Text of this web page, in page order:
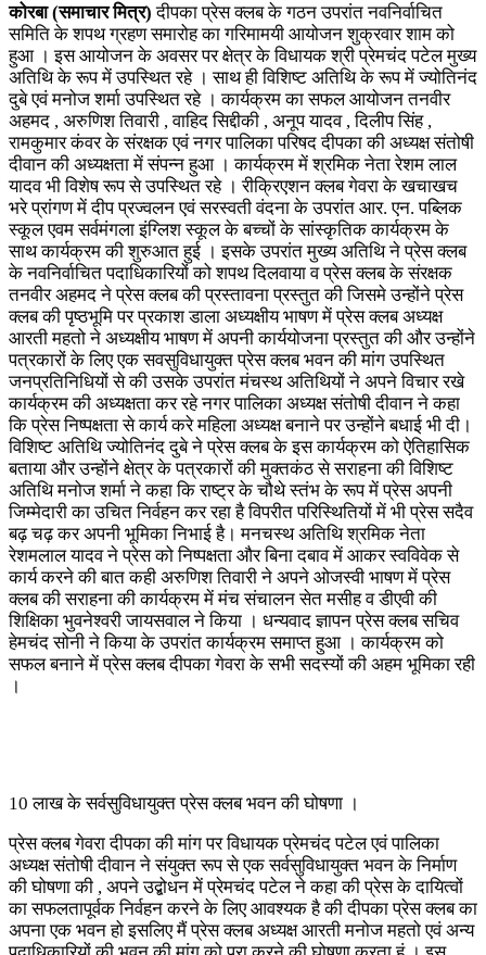
कोरबा (समाचार मित्र) दीपका प्रेस क्लब के गठन उपरांत नवनिर्वाचित
समिति के शपथ ग्रहण समारोह का गरिमामयी आयोजन शुक्रवार शाम को
हुआ । इस आयोजन के अवसर पर क्षेत्र के विधायक श्री प्रेमचंद पटेल मुख्य
अतिथि के रूप में उपस्थित रहे । साथ ही विशिष्ट अतिथि के रूप में ज्योतिनंद
दुबे एवं मनोज शर्मा उपस्थित रहे । कार्यक्रम का सफल आयोजन तनवीर
अहमद , अरुणिश तिवारी , वाहिद सिद्दीकी , अनूप यादव , दिलीप सिंह ,
रामकुमार कंवर के संरक्षक एवं नगर पालिका परिषद दीपका की अध्यक्ष संतोषी
दीवान की अध्यक्षता में संपन्न हुआ । कार्यक्रम में श्रमिक नेता रेशम लाल
यादव भी विशेष रूप से उपस्थित रहे । रीक्रिएशन क्लब गेवरा के खचाखच
भरे प्रांगण में दीप प्रज्वलन एवं सरस्वती वंदना के उपरांत आर. एन. पब्लिक
स्कूल एवम सर्वमंगला इंग्लिश स्कूल के बच्चों के सांस्कृतिक कार्यक्रम के
साथ कार्यक्रम की शुरुआत हुई । इसके उपरांत मुख्य अतिथि ने प्रेस क्लब
के नवनिर्वाचित पदाधिकारियों को शपथ दिलवाया व प्रेस क्लब के संरक्षक
तनवीर अहमद ने प्रेस क्लब की प्रस्तावना प्रस्तुत की जिसमे उन्होंने प्रेस
क्लब की पृष्ठभूमि पर प्रकाश डाला अध्यक्षीय भाषण में प्रेस क्लब अध्यक्ष
आरती महतो ने अध्यक्षीय भाषण में अपनी कार्ययोजना प्रस्तुत की और उन्होंने
पत्रकारों के लिए एक सवसुविधायुक्त प्रेस क्लब भवन की मांग उपस्थित
जनप्रतिनिधियों से की उसके उपरांत मंचस्थ अतिथियों ने अपने विचार रखे
कार्यक्रम की अध्यक्षता कर रहे नगर पालिका अध्यक्ष संतोषी दीवान ने कहा
कि प्रेस निष्पक्षता से कार्य करे महिला अध्यक्ष बनाने पर उन्होंने बधाई भी दी।
विशिष्ट अतिथि ज्योतिनंद दुबे ने प्रेस क्लब के इस कार्यक्रम को ऐतिहासिक
बताया और उन्होंने क्षेत्र के पत्रकारों की मुक्तकंठ से सराहना की विशिष्ट
अतिथि मनोज शर्मा ने कहा कि राष्ट्र के चौथे स्तंभ के रूप में प्रेस अपनी
जिम्मेदारी का उचित निर्वहन कर रहा है विपरीत परिस्थितियों में भी प्रेस सदैव
बढ़ चढ़ कर अपनी भूमिका निभाई है। मनचस्थ अतिथि श्रमिक नेता
रेशमलाल यादव ने प्रेस को निष्पक्षता और बिना दबाव में आकर स्वविवेक से
कार्य करने की बात कही अरुणिश तिवारी ने अपने ओजस्वी भाषण में प्रेस
क्लब की सराहना की कार्यक्रम में मंच संचालन सेत मसीह व डीएवी की
शिक्षिका भुवनेश्वरी जायसवाल ने किया । धन्यवाद ज्ञापन प्रेस क्लब सचिव
हेमचंद सोनी ने किया के उपरांत कार्यक्रम समाप्त हुआ । कार्यक्रम को
सफल बनाने में प्रेस क्लब दीपका गेवरा के सभी सदस्यों की अहम भूमिका रही
।
10 लाख के सर्वसुविधायुक्त प्रेस क्लब भवन की घोषणा ।
प्रेस क्लब गेवरा दीपका की मांग पर विधायक प्रेमचंद पटेल एवं पालिका
अध्यक्ष संतोषी दीवान ने संयुक्त रूप से एक सर्वसुविधायुक्त भवन के निर्माण
की घोषणा की , अपने उद्बोधन में प्रेमचंद पटेल ने कहा की प्रेस के दायित्वों
का सफलतापूर्वक निर्वहन करने के लिए आवश्यक है की दीपका प्रेस क्लब का
अपना एक भवन हो इसलिए मैं प्रेस क्लब अध्यक्ष आरती मनोज महतो एवं अन्य